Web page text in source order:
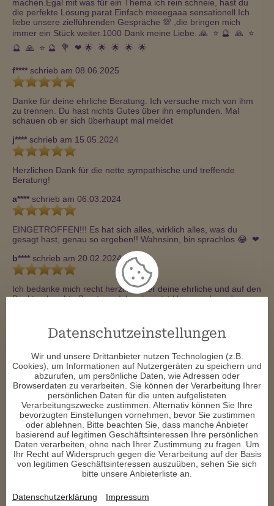
machen.Egal mit was für ein Thema ich rein schneie, hast du
die perfekte Lösung parat.Einfach meeegaaa sensationell.Ich
liebe unsere zielführenden Gespräche 💯 ,die bringen mich
immer ein Stück weiter.1000 Dank meine Liebe. 🙏  ⭐ ️🔮  🙏  ⭐ ️
🔮  🙏  ⭐ ️🔮  💐  ❤ ️🌟  🌟  🌟  🌟  🌟
f**** schrieb am 08.06.2025
Danke für deine ehrliche Beratung. Ich versuche mich von ihm
zu trennen. Du hast nichts Gutes über ihn empfunden. Mal
schauen ob er sich überhaupt mal meldet
j**** schrieb am 15.05.2024
Herzlichen Dank für die nette sympathische und treffende
Beratung!
a**** schrieb am 06.03.2024
EINGETROFFEN!!! Es hat sich alles, wirklich alles, was du
gesagt hast, genau so ergeben!! Wahnsinn, bin sprachlos 😂  ❤ ️
b**** schrieb am 20.02.2024
Ich bedanke mich recht herzlich über deine ehrliche und auf den
Punkt gebrachte Beratung. Ich sehe jetzt klarer und werde
schrieb am 15.10.2023
Sehr sympathische Beraterin, ohne Vorabinformation Situation
super erkannt.
Vielen lieben Dank
schrieb am 18.02.2023
Eingetroffen! Du hattest Recht zu 100%✨  ✨  ✨  ✨  ✨
d****schrieb am 28.01.2023
Excelente Beratung. Deine Stimme und deine Energien sind
Du erkennst sehr viel und Vorabinfo.
Datenschutzeinstellungen
Wir und unsere Drittanbieter nutzen Technologien (z.B.
Cookies), um Informationen auf Nutzergeräten zu speichern und
abzurufen, um persönliche Daten, wie Adressen oder
Browserdaten zu verarbeiten. Sie können der Verarbeitung Ihrer
persönlichen Daten für die unten aufgelisteten
Verarbeitungszwecke zustimmen. Alternativ können Sie Ihre
bevorzugten Einstellungen vornehmen, bevor Sie zustimmen
oder ablehnen. Bitte beachten Sie, dass manche Anbieter
basierend auf legitimen Geschäftsinteressen Ihre persönlichen
Daten verarbeiten, ohne nach Ihrer Zustimmung zu fragen. Um
Ihr Recht auf Widerspruch gegen die Verarbeitung auf der Basis
von legitimen Geschäftsinteressen auszuüben, sehen Sie sich
bitte unsere Anbieterliste an.
Datenschutzerklärung Impressum